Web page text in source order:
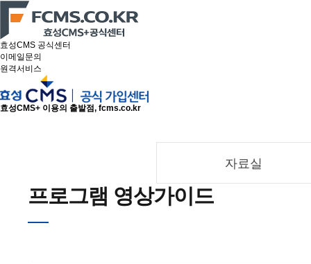
효성CMS 공식센터
이메일문의
원격서비스
효성CMS+ 이용의 출발점, fcms.co.kr
자료실
프로그램 영상가이드